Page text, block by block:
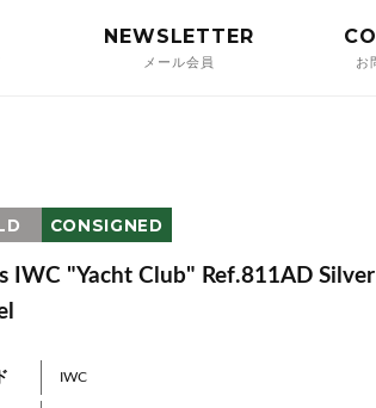
NEWSLETTER
メール会員 お
CONSIGNED
IWC "Yacht Club" Ref.811AD
IWC